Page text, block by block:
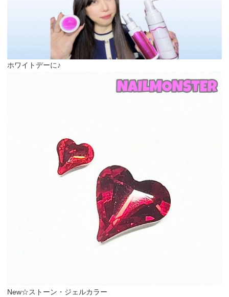
ホワイトデーに♪
New☆ストーン・ジェルカラー